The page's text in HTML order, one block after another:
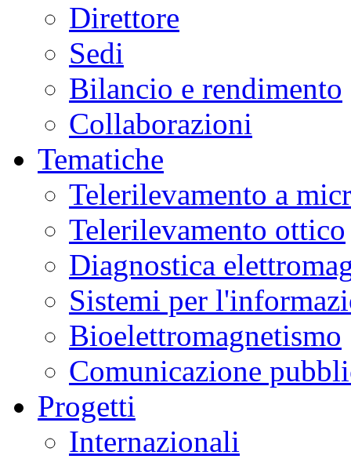
Direttore
Sedi
Bilancio e rendimento
Collaborazioni
Tematiche
Telerilevamento a
Telerilevamento ottico
Diagnostica
Sistemi per
Bioelettromagnetismo
Comunicazione
Progetti
Internazionali